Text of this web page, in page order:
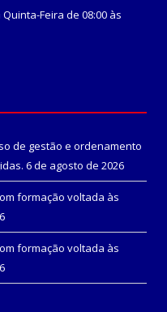
Feira de 08:00 às
de gestão e ordenamento
6 de agosto de 2026
formação voltada às
formação voltada às